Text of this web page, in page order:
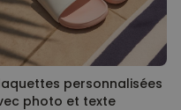
personnalisées
photo et texte